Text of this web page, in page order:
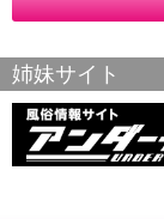
姉妹サイト